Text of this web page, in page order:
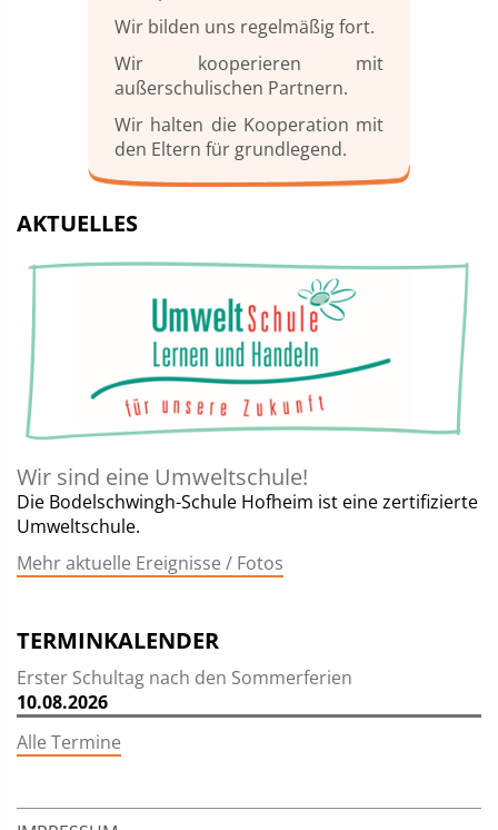
Wir bilden uns regelmäßig fort.
Wir kooperieren mit
außerschulischen Partnern.
Wir halten die Kooperation mit
den Eltern für grundlegend.
AKTUELLES
Wir sind eine Umweltschule!
Die Bodelschwingh-Schule Hofheim ist eine zertifizierte
Umweltschule.
Mehr aktuelle Ereignisse / Fotos
TERMINKALENDER
Erster Schultag nach den Sommerferien
10.08.2026
Alle Termine